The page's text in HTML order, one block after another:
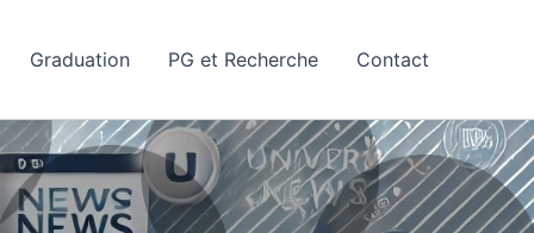
Graduation PG et Recherche Contact